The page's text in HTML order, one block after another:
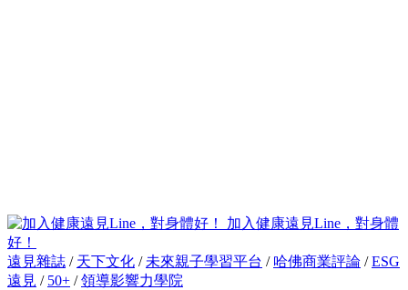
加入健康遠見Line，對身體
好！
遠見雜誌 / 天下文化 / 未來親子學習平台 / 哈佛商業評論 /ESG
遠見 / 50+ /領導影響力學院